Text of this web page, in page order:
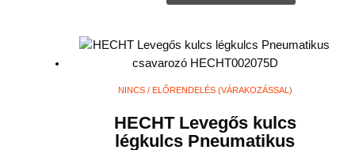
NINCS / ELŐRENDELÉS (VÁRAKOZÁSSAL)
HECHT Levegős kulcs
légkulcs Pneumatikus